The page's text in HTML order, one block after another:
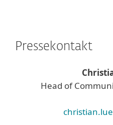
Pressekontakt
Head of